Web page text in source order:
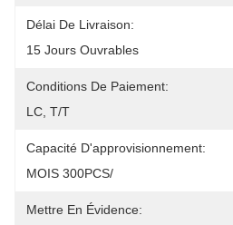
Délai De Livraison:
15 Jours Ouvrables
Conditions De Paiement:
LC, T/T
Capacité D'approvisionnement:
MOIS 300PCS/
Mettre En Évidence: